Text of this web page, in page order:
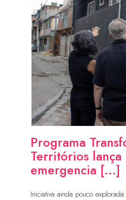
Programa
Territórios lança
emergencia [...]
Iniciativa ainda pouco